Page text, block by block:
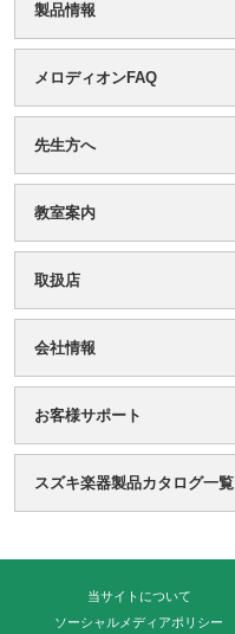
製品情報
メロディオンFAQ
先生方へ
教室案内
取扱店
会社情報
お客様サポート
スズキ楽器製品カタログ一覧
当サイトについて
ソーシャルメディアポリシー